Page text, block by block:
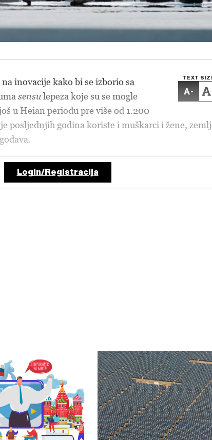
TEXT
-
inovacije kako bi se izborio sa
sensulepeza koje su se mogle
u Heian periodu pre više od 1.200
posljednjih godina koriste i muškarci i žene,
Login/Registracija